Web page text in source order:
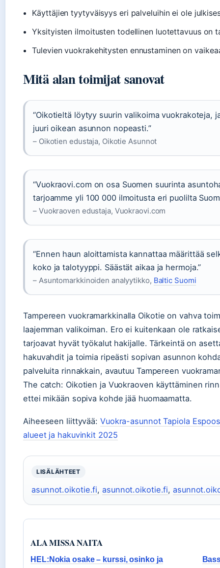
Käyttäjien tyytyväisyys eri palveluihin ei ole
Yksityisten ilmoitusten todellinen luotettavuus on
Tulevien vuokrakehitysten ennustaminen on
Mitä alan toimijat sanovat
“Oikotieltä löytyy suurin valikoima vuokrakoteja,
juuri oikean asunnon nopeasti.”
– Oikotien edustaja, Oikotie Asunnot
“Vuokraovi.com on osa Suomen suurinta
tarjoamme yli 100 000 ilmoitusta eri puolilta
– Vuokraoven edustaja, Vuokraovi.com
“Ennen haun aloittamista kannattaa määrittää
koko ja talotyyppi. Säästät aikaa ja hermoja.”
– Asuntomarkkinoiden analyytikko, Baltic Suomi
Tampereen vuokramarkkinalla Oikotie on vahva
laajemman valikoiman. Ero ei kuitenkaan ole
tarjoavat hyvät työkalut hakijalle. Tärkeintä on
hakuvahdit ja toimia ripeästi sopivan asunnon
palveluita rinnakkain, avautuu Tampereen
The catch: Oikotien ja Vuokraoven käyttäminen
ettei mikään sopiva kohde jää huomaamatta.
Aiheeseen liittyvää: Vuokra-asunnot Tapiola
alueet ja hakuvinkit 2025
LISÄLÄHTEET
asunnot.oikotie.fi,asunnot.oikotie.fi,
ALA MISSA NAITA
HEL:Nokia osake – kurssi, osinko ja